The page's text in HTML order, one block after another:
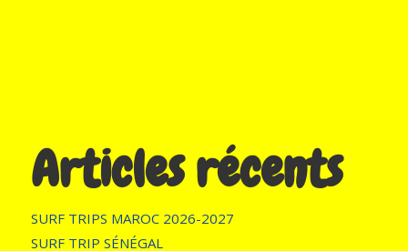
Articles récents
SURF TRIPS MAROC 2026-2027
SURF TRIP SÉNÉGAL